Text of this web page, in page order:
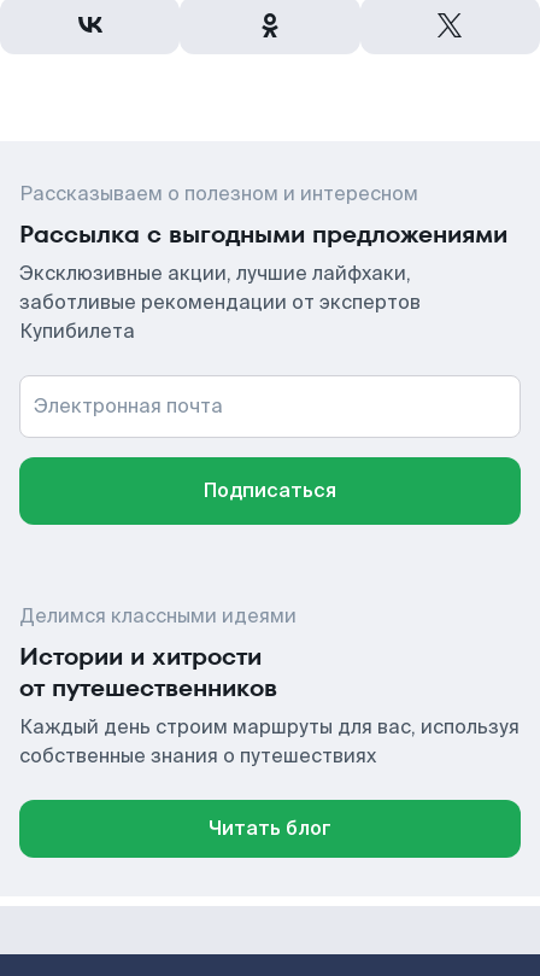
Рассказываем о полезном и интересном
Рассылка с выгодными предложениями
Эксклюзивные акции, лучшие лайфхаки,
заботливые рекомендации от экспертов
Купибилета
Электронная почта
Подписаться
Делимся классными идеями
Истории и хитрости
от путешественников
Каждый день строим маршруты для вас, используя
собственные знания о путешествиях
Читать блог